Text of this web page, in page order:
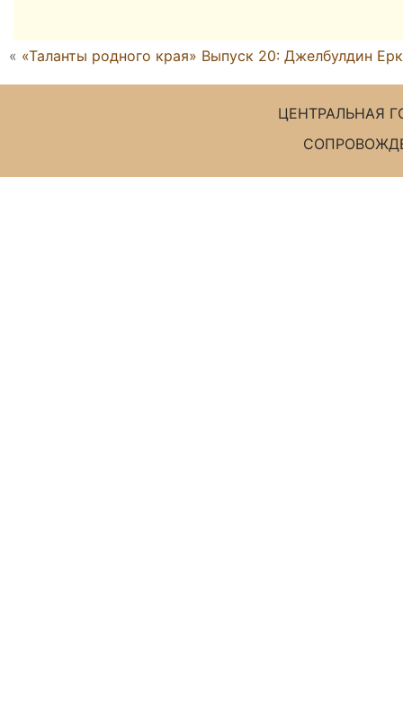
« «Таланты родного края» Выпуск 20: Джелбулдин
ЦЕНТРАЛЬНАЯ